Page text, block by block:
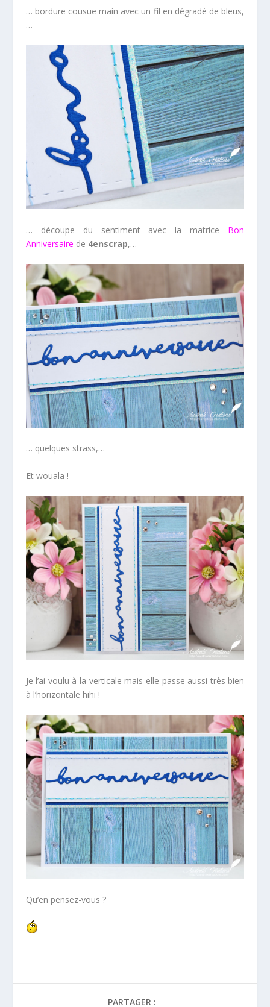
… bordure cousue main avec un fil en dégradé de bleus,
…
… découpe du sentiment avec la matrice Bon
Anniversaire de 4enscrap,…
… quelques strass,…
Et wouala !
Je l’ai voulu à la verticale mais elle passe aussi très bien
à l’horizontale hihi !
Qu’en pensez-vous ?
PARTAGER :